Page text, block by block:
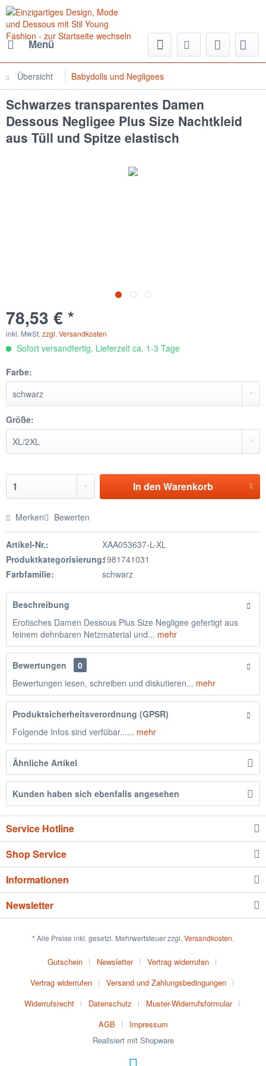
Menü
Übersicht Babydolls und Negligees
Schwarzes transparentes Damen
Dessous Negligee Plus Size Nachtkleid
aus Tüll und Spitze elastisch
78,53 € *
inkl. MwSt. zzgl. Versandkosten
Sofort versandfertig, Lieferzeit ca. 1-3 Tage
Farbe:
Größe:
In den Warenkorb
Merken Bewerten
Artikel-Nr.:
XAA053637-L-XL
Produktkategorisierung:1981741031
Farbfamilie:
schwarz
Beschreibung
Erotisches Damen Dessous Plus Size Negligee gefertigt aus
feinem dehnbaren Netzmaterial und... mehr
Bewertungen
0
Bewertungen lesen, schreiben und diskutieren... mehr
Produktsicherheitsverordnung (GPSR)
Folgende Infos sind verfübar...... mehr
Ähnliche Artikel
Kunden haben sich ebenfalls angesehen
Service Hotline
Shop Service
Informationen
Newsletter
* Alle Preise inkl. gesetzl. Mehrwertsteuer zzgl. Versandkosten.
Gutschein Newsletter
Vertrag widerrufen
Vertrag widerrufen
Versand und Zahlungsbedingungen
Widerrufsrecht
Datenschutz
Muster-Widerrufsformular
AGB
Impressum
Realisiert mit Shopware